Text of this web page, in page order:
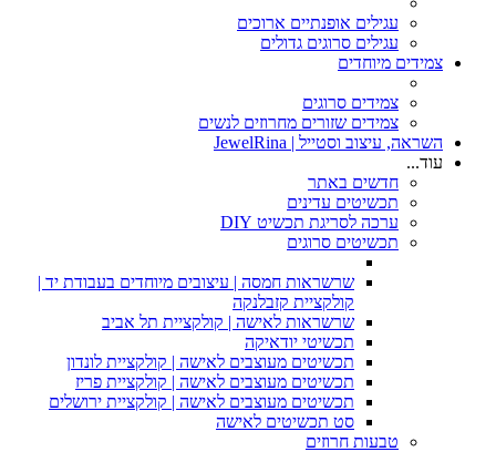
עגילים אופנתיים ארוכים
עגילים סרוגים גדולים
צמידים מיוחדים
צמידים סרוגים
צמידים שזורים מחרוזים לנשים
השראה, עיצוב וסטייל | JewelRina
עוד...
חדשים באתר
תכשיטים עדינים
ערכה לסריגת תכשיט DIY
תכשיטים סרוגים
שרשראות חמסה | עיצובים מיוחדים בעבודת יד |
קולקציית קזבלנקה
שרשראות לאישה | קולקציית תל אביב
תכשיטי יודאיקה
תכשיטים מעוצבים לאישה | קולקציית לונדון
תכשיטים מעוצבים לאישה | קולקציית פריז
תכשיטים מעוצבים לאישה | קולקציית ירושלים
סט תכשיטים לאישה
טבעות חרוזים